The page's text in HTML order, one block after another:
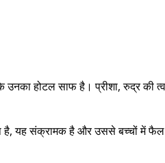
होटल साफ है। प्रीशा, रुद्र की
यह संक्रामक है और उससे बच्चों में